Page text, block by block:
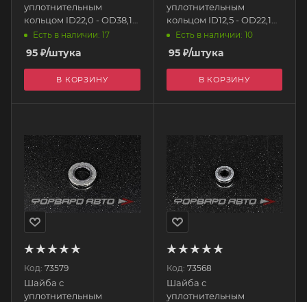
уплотнительным
кольцом ID22,0 - OD38,1
AB88
Есть в наличии: 17
95 ₽/штука
В КОРЗИНУ
уплотнительным
кольцом ID12,5 - OD22,1
AB88
Есть в наличии: 10
95₽/штука
В КОРЗИНУ
Код: 73579
Шайба с
уплотнительным
Код: 73568
Шайба с
уплотнительным